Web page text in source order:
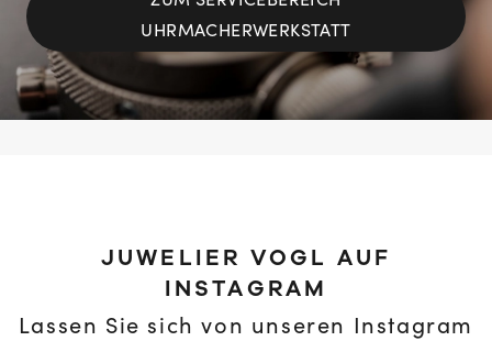
UHRMACHERWERKSTATT
JUWELIER VOGL AUF
INSTAGRAM
Lassen Sie sich von unseren Instagram